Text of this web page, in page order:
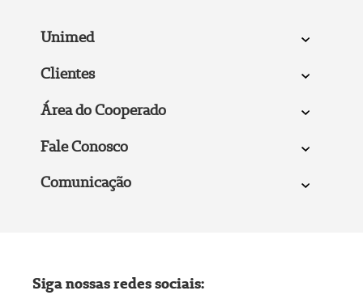
Unimed
Clientes
Área do Cooperado
Fale Conosco
Comunicação
Siga nossas redes sociais: